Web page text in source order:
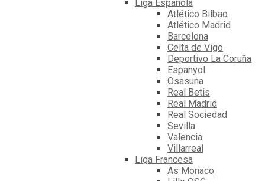
Liga Española
Atlético Bilbao
Atlético Madrid
Barcelona
Celta de Vigo
Deportivo La Coruña
Espanyol
Osasuna
Real Betis
Real Madrid
Real Sociedad
Sevilla
Valencia
Villarreal
Liga Francesa
As Monaco